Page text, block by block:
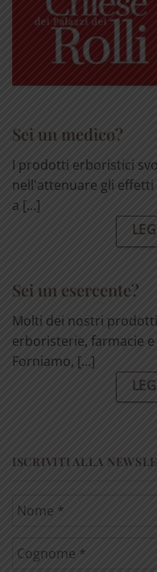
Sei un medico?
I prodotti erboristici
nell'attenuare gli
a [...]
Sei un esercente?
Molti dei nostri
erboristerie, farmacie
Forniamo, [...]
ISCRIVITI ALLA